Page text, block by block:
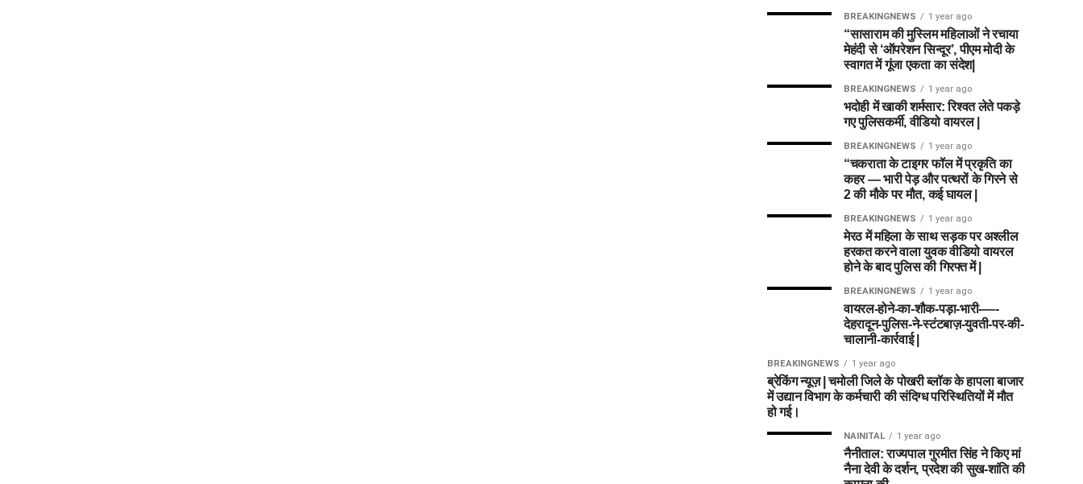
BREAKINGNEWS 1 year ago
“सासाराम की मुस्लिम महिलाओं ने रचाया
मेहंदी से ‘ऑपरेशन सिन्दूर’, पीएम मोदी के
स्वागत में गूंजा एकता का संदेश|
BREAKINGNEWS 1 year ago
भदोही में खाकी शर्मसार: रिश्वत लेते पकड़े
गए पुलिसकर्मी, वीडियो वायरल |
BREAKINGNEWS 1 year ago
“चकराता के टाइगर फॉल में प्रकृति का
कहर — भारी पेड़ और पत्थरों के गिरने से
2 की मौके पर मौत, कई घायल |
BREAKINGNEWS 1 year ago
मेरठ में महिला के साथ सड़क पर अश्लील
हरकत करने वाला युवक वीडियो वायरल
होने के बाद पुलिस की गिरफ्त में |
BREAKINGNEWS 1 year ago
वायरल-होने-का-शौक-पड़ा-भारी-—-
देहरादून-पुलिस-ने-स्टंटबाज़-युवती-पर-की-
चालानी-कार्रवाई |
BREAKINGNEWS 1 year ago
ब्रेकिंग न्यूज़ | चमोली जिले के पोखरी ब्लॉक के हापला बाजार
में उद्यान विभाग के कर्मचारी की संदिग्ध परिस्थितियों में मौत
हो गई।
NAINITAL 1 year ago
नैनीताल: राज्यपाल गुरमीत सिंह ने किए मां
नैना देवी के दर्शन, प्रदेश की सुख-शांति की